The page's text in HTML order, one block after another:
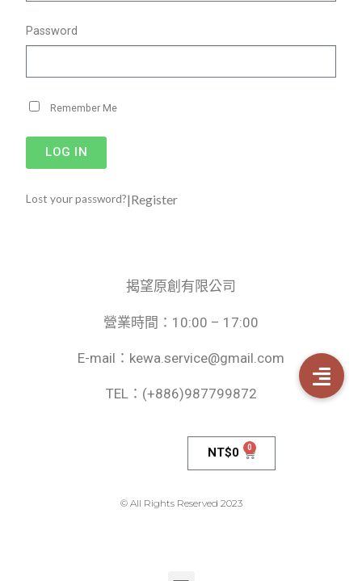
Password
Remember Me
LOG IN
Lost your password?|Register
揭望原創有限公司
營業時間：10:00 – 17:00
E-mail：kewa.service@gmail.com
TEL：(+886)987799872
NT$0 0
© All Rights Reserved 2023